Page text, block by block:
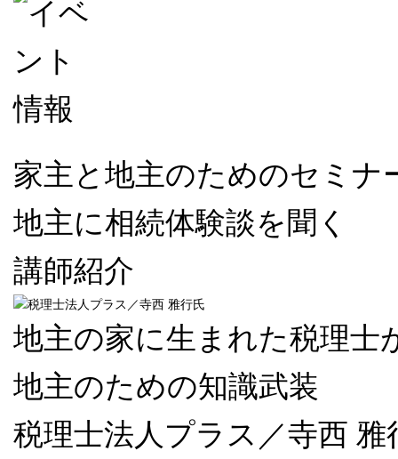
家主と地主のためのセミナ
地主に相続体験談を聞く
講師紹介
地主の家に生まれた税理士
地主のための知識武装
税理士法人プラス／寺西 雅